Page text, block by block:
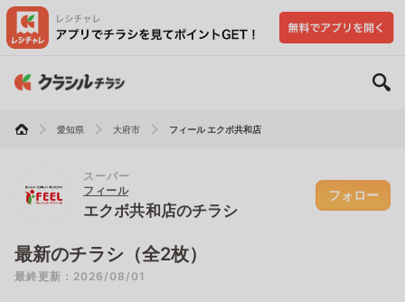
愛知県 大府市 フィール エクボ共和店
スーパー
フィール
エクボ共和店のチラシ
フォロー
最新のチラシ（全2枚）
最終更新：2026/08/01